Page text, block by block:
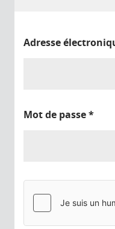
Adresse
Mot de passe*